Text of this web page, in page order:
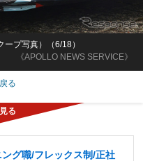
《APOLLO NEWS SERVICE》
ープ写真）（6/18）
る
グ職/フレックス制/正社